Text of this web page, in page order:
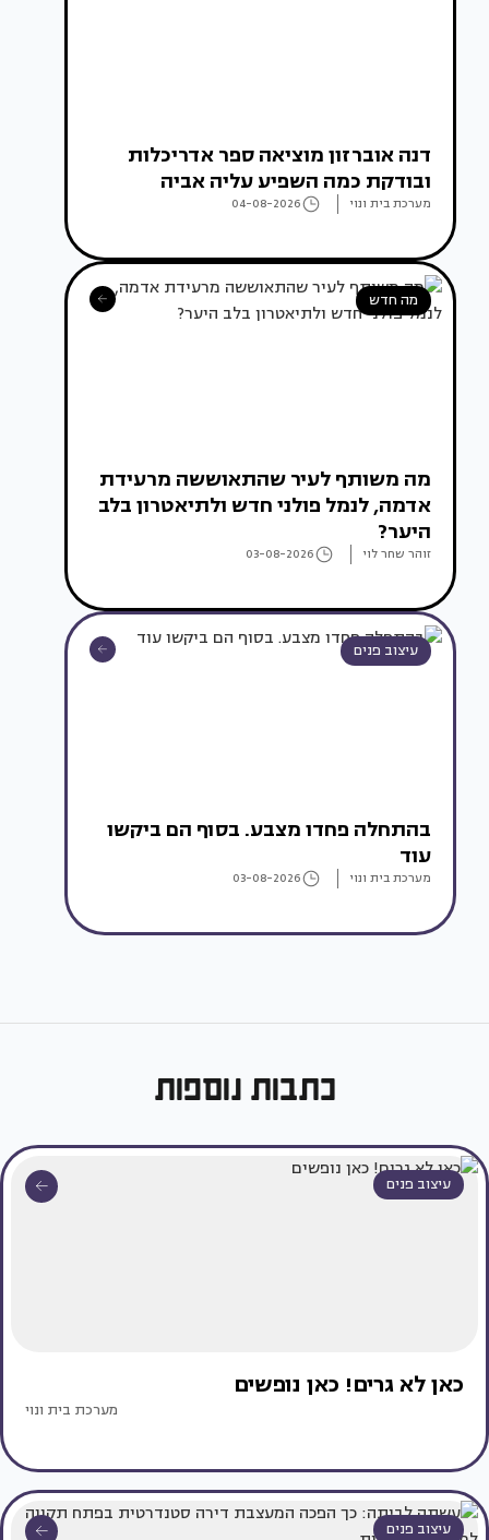
דנה אוברזון מוציאה ספר אדריכלות
ובודקת כמה השפיע עליה אביה
מערכת בית ונוי 04-08-2026
מה חדש
מה משותף לעיר שהתאוששה מרעידת
אדמה, לנמל פולני חדש ולתיאטרון בלב
היער?
זוהר שחר לוי 03-08-2026
עיצוב פנים
בהתחלה פחדו מצבע. בסוף הם ביקשו
עוד
מערכת בית ונוי 03-08-2026
כתבות נוספות
עיצוב פנים
כאן לא גרים! כאן נופשים
מערכת בית ונוי
עיצוב פנים